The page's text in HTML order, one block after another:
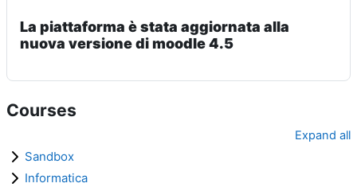
La piattaforma è stata aggiornata alla
nuova versione di moodle 4.5
Courses
Expand all
Sandbox
Informatica